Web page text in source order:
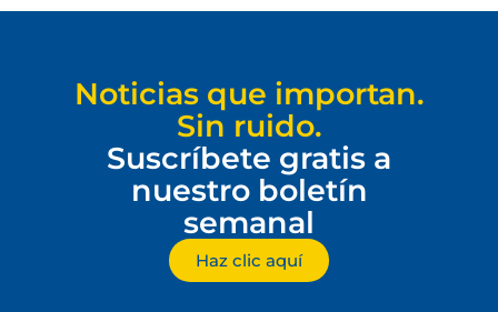
Noticias que importan.
Sin ruido.
Suscríbete gratis a
nuestro boletín
semanal
Haz clic aquí